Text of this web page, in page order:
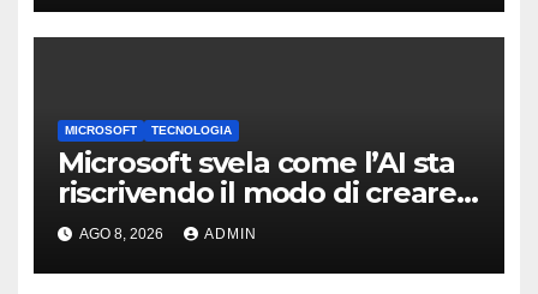
MICROSOFT TECNOLOGIA
Microsoft svela come l’AI sta
riscrivendo il modo di creare
software
AGO 8, 2026 ADMIN